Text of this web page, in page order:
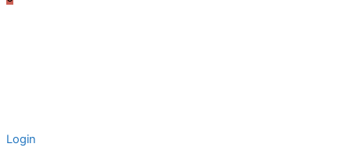
Login